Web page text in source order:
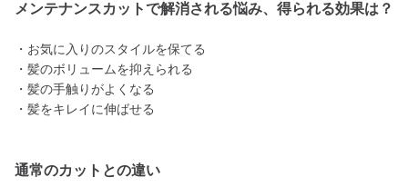
メンテナンスカットで解消される悩み、得られる効果は？
・お気に入りのスタイルを保てる
・髪のボリュームを抑えられる
・髪の手触りがよくなる
・髪をキレイに伸ばせる
通常のカットとの違い